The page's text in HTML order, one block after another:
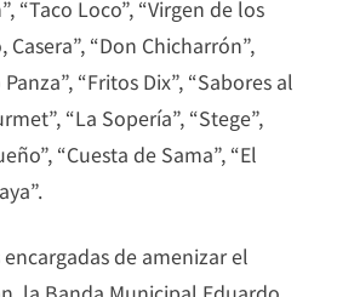
“Taco Loco”, “Virgen de los
Casera”, “Don Chicharrón”,
“Fritos Dix”, “Sabores al
“La Sopería”, “Stege”,
“Cuesta de Sama”, “El
de amenizar el